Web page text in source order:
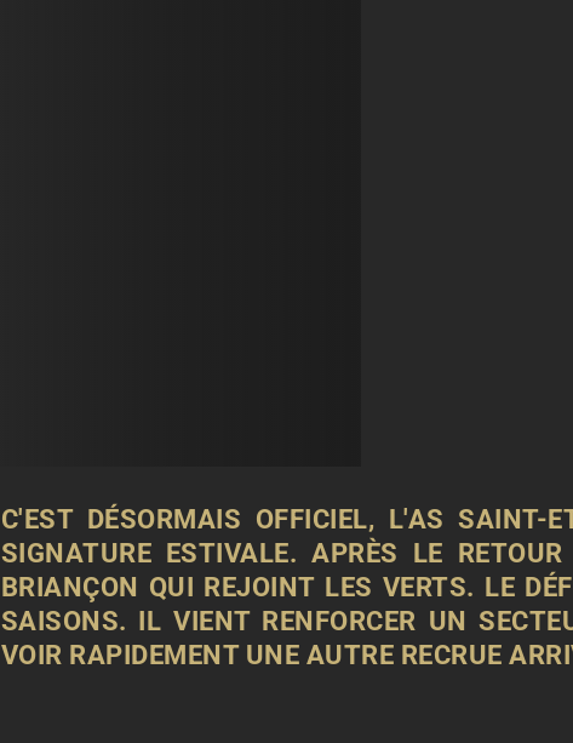
C'EST DÉSORMAIS OFFICIEL, L'AS SAINT-
SIGNATURE ESTIVALE. APRÈS LE
BRIANÇON QUI REJOINT LES VERTS. LE
SAISONS. IL VIENT RENFORCER UN
VOIR RAPIDEMENT UNE AUTRE RECRUE